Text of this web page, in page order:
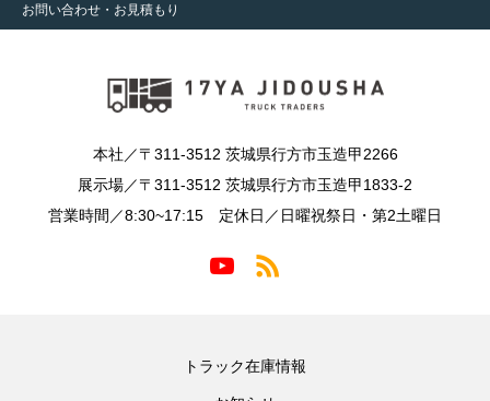
お問い合わせ・お見積もり
本社／〒311-3512 茨城県行方市玉造甲2266
展示場／〒311-3512 茨城県行方市玉造甲1833-2
営業時間／8:30~17:15 定休日／日曜祝祭日・第2土曜日
トラック在庫情報